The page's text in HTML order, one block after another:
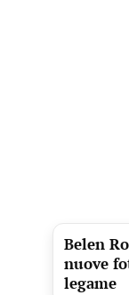
Belen
nuove
legame